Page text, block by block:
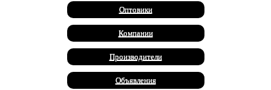
Оптовики
Компании
Производители
Объявления